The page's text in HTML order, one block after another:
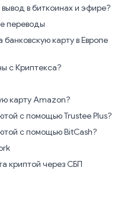
в биткоинах и эфире?
переводы
карту в Европе
с Криптекса?
карту Amazon?
с помощью Trustee Plus?
с помощью BitCash?
криптой через СБП